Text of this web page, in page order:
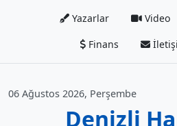
Yazarlar Video
Finans
06 Ağustos 2026, Perşembe
Denizli